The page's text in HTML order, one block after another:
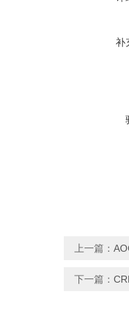
补
上一篇：
下一篇：